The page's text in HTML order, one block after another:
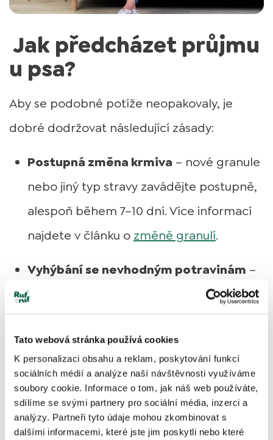
Tato webová stránka používá cookies
K personalizaci obsahu a reklam, poskytování funkcí
sociálních médií a analýze naší návštěvnosti využíváme
soubory cookie. Informace o tom, jak náš web používáte,
sdílíme se svými partnery pro sociální média, inzerci a
analýzy. Partneři tyto údaje mohou zkombinovat s
dalšími informacemi, které jste jim poskytli nebo které
Jak předcházet průjmu
u psa?
Aby se podobné potíže neopakovaly, je
dobré dodržovat následující zásady:
Postupná změna krmiva – nové granule
nebo jiný typ stravy zavádějte postupně,
alespoň během 7–10 dní. Více informací
najdete v článku o změně granulí.
Vyhýbání se nevhodným potravinám –
nechte psa jíst pouze kvalitní krmivo a
vyvarujte se lidského jídla, zejména
mastných nebo kořeněných pokrmů.
Dostatečný pohyb– pravidelná fyzická
aktivita pomáhá správné funkci trávení a
předchází stresu.